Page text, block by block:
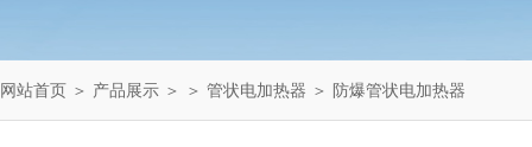
网站首页 ＞ 产品展示 ＞ ＞ 管状电加热器 ＞ 防爆管状电加热器